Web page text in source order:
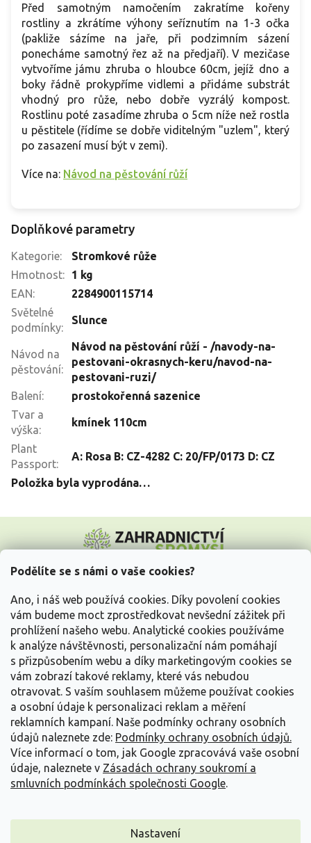
Podělíte se s námi o vaše cookies?
Ano, i náš web používá cookies. Díky povolení cookies
vám budeme moct zprostředkovat nevšední zážitek při
prohlížení našeho webu. Analytické cookies používáme
k analýze návštěvnosti, personalizační nám pomáhají
s přizpůsobením webu a díky marketingovým cookies se
vám zobrazí takové reklamy, které vás nebudou
otravovat. S vaším souhlasem můžeme používat cookies
a osobní údaje k personalizaci reklam a měření
reklamních kampaní. Naše podmínky ochrany osobních
údajů naleznete zde: Podmínky ochrany osobních údajů.
Více informací o tom, jak Google zpracovává vaše osobní
údaje, naleznete v Zásadách ochrany soukromí a
smluvních podmínkách společnosti Google.
Nastavení
Před samotným namočením zakratíme kořeny
rostliny a zkrátíme výhony seříznutím na 1-3 očka
(pakliže sázíme na jaře, při podzimním sázení
ponecháme samotný řez až na předjaří). V mezičase
vytvoříme jámu zhruba o hloubce 60cm, jejíž dno a
boky řádně prokypříme vidlemi a přidáme substrát
vhodný pro růže, nebo dobře vyzrálý kompost.
Rostlinu poté zasadíme zhruba o 5cm níže než rostla
u pěstitele (řídíme se dobře viditelným "uzlem", který
po zasazení musí být v zemi).
Více na: Návod na pěstování růží
Doplňkové parametry
Kategorie:
Stromkové růže
Hmotnost:
1 kg
EAN:
2284900115714
Světelné
podmínky:
Slunce
Návod na
pěstování:
Návod na pěstování růží - /navody-na-
pestovani-okrasnych-keru/navod-na-
pestovani-ruzi/
Balení:
prostokořenná sazenice
Tvar a
výška:
kmínek 110cm
Plant
Passport:
A: Rosa B: CZ-4282 C: 20/FP/0173 D: CZ
Položka byla vyprodána…
p
Vše o nákupu
Informace pro Vás
Kontakujte nás
Vytvořil Shoptet